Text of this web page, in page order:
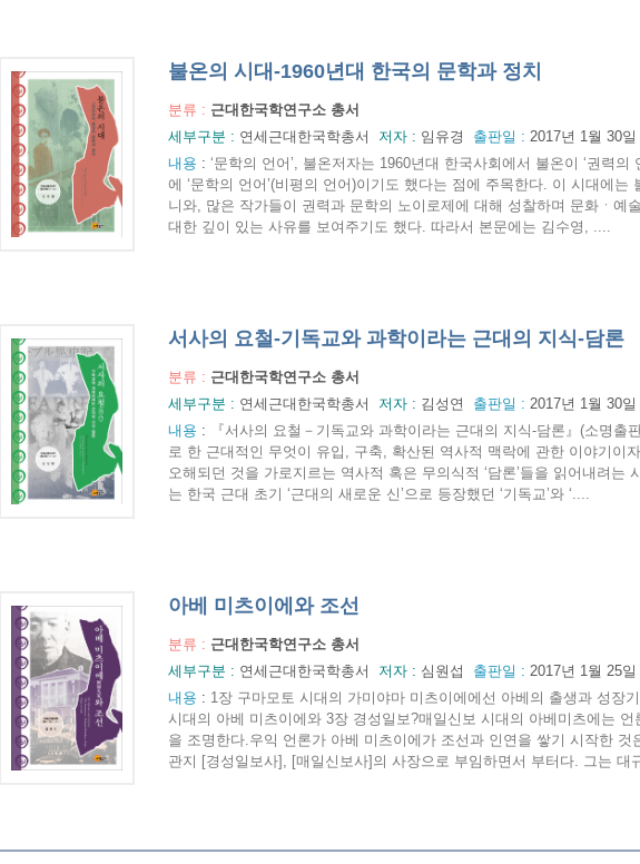
불온의 시대-1960년대 한국의 문학과 정치
분류 : 근대한국학연구소 총서
세부구분 : 연세근대한국학총서 저자 : 임유경 출판일 : 2017년 1월 30일
내용 : ‘문학의 언어’, 불온저자는 1960년대 한국사회에서 불온이 ‘권력의
에 ‘문학의 언어’(비평의 언어)이기도 했다는 점에 주목한다. 이 시대에는
니와, 많은 작가들이 권력과 문학의 노이로제에 대해 성찰하며 문화ㆍ예
대한 깊이 있는 사유를 보여주기도 했다. 따라서 본문에는 김수영, ....
서사의 요철-기독교와 과학이라는 근대의 지식-담론
분류 : 근대한국학연구소 총서
세부구분 : 연세근대한국학총서 저자 : 김성연 출판일 : 2017년 1월 30일
내용 :
『서사의 요철－기독교와 과학이라는 근대의 지식-담론』(소명출
로 한 근대적인 무엇이 유입, 구축, 확산된 역사적 맥락에 관한 이야기이자
오해되던 것을 가로지르는 역사적 혹은 무의식적 ‘담론’들을 읽어내려는
는 한국 근대 초기 ‘근대의 새로운 신’으로 등장했던 ‘기독교’와 ‘....
아베 미츠이에와 조선
분류 : 근대한국학연구소 총서
세부구분 : 연세근대한국학총서 저자 : 심원섭 출판일 : 2017년 1월 25일
내용 : 1장 구마모토 시대의 가미야마 미츠이에에선 아베의 출생과 성장
시대의 아베 미츠이에와 3장 경성일보?매일신보 시대의 아베미츠에는
을 조명한다.우익 언론가 아베 미츠이에가 조선과 인연을 쌓기 시작한 것
관지 [경성일보사], [매일신보사]의 사장으로 부임하면서 부터다. 그는 대